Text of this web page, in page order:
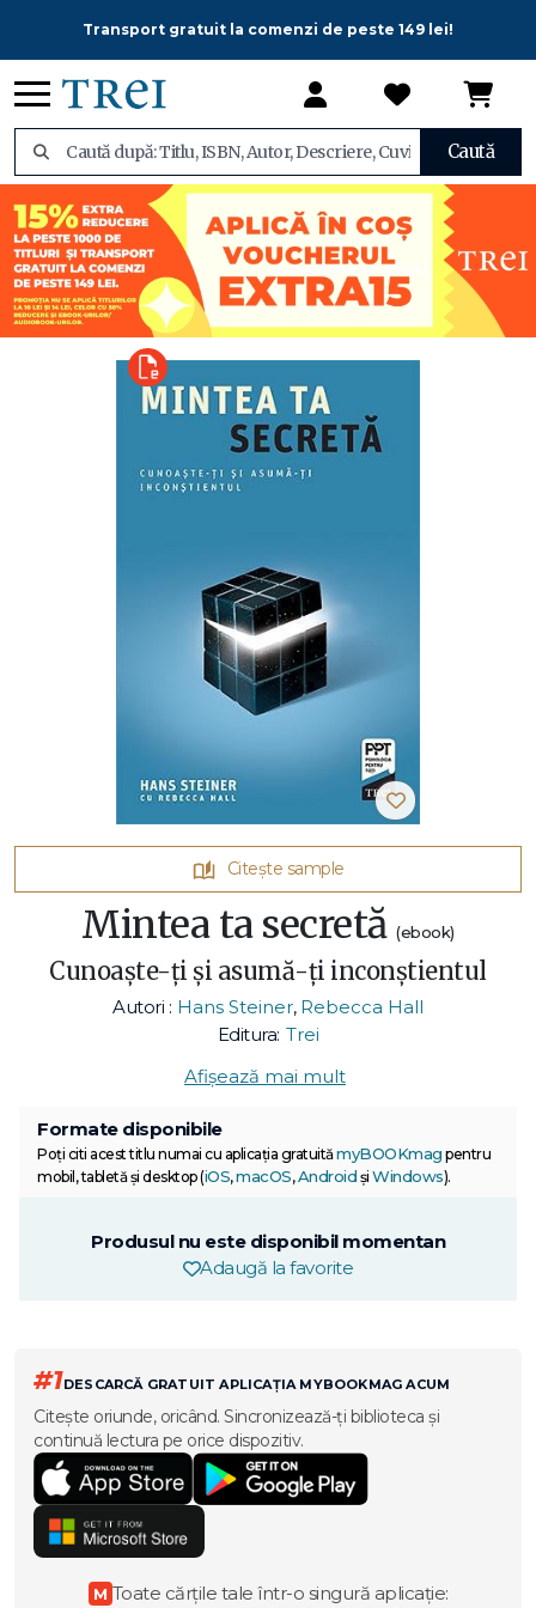
Transport gratuit la comenzi de peste 149 lei!
Caută
Citește sample
Mintea ta secretă(ebook)
Cunoaște-ți și asumă-ți inconștientul
Autori : Hans Steiner, Rebecca Hall
Editura: Trei
Afișează mai mult
Formate disponibile
Poți citi acest titlu numai cu aplicația gratuitămyBOOKmag pentru
mobil, tabletă și desktop (iOS,macOS,Android și Windows).
Produsul nu este disponibil momentan
Adaugă la favorite
#1DESCARCĂ GRATUIT APLICAȚIA MYBOOKMAG ACUM
Citește oriunde, oricând. Sincronizează-ți biblioteca și
continuă lectura pe orice dispozitiv.
M Toate cărțile tale într-o singură aplicație: